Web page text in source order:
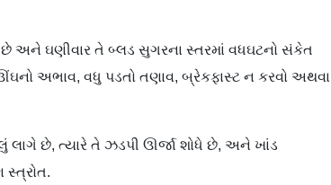
છે અને ઘણીવાર તે બ્લડ સુગરના સ્તરમાં વધઘટનો સંકેત
અભાવ, વધુ પડતો તણાવ, બ્રેકફાસ્ટ ન કરવો અથવા
લાગે છે, ત્યારે તે ઝડપી ઊર્જા શોધે છે, અને ખાંડ
સ્ત્રોત.